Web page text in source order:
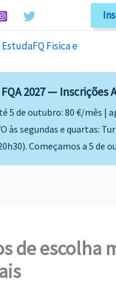
2027 — Inscrições
5 de outubro: 80 €/mês |
às segundas e quartas:
Começamos a 5 de
de escolha